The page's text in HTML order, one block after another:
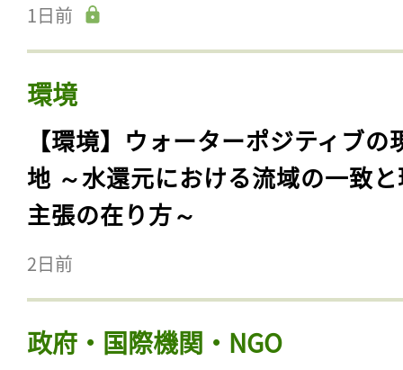
1日前
環境
【環境】ウォーターポジティブの
地 ～水還元における流域の一致
主張の在り方～
2日前
政府・国際機関・NGO